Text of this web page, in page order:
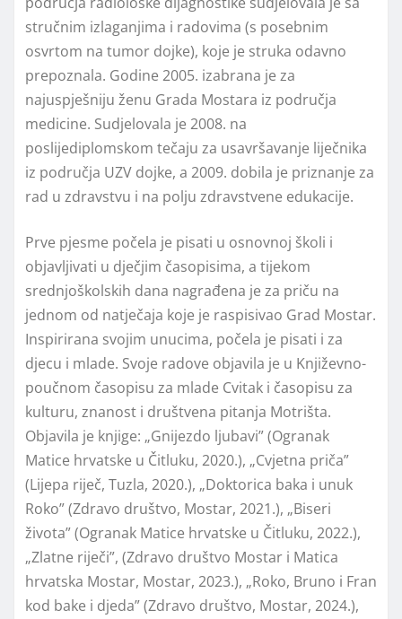
stručnim izlaganjima i radovima (s posebnim
osvrtom na tumor dojke), koje je struka odavno
prepoznala. Godine 2005. izabrana je za
najuspješniju ženu Grada Mostara iz područja
medicine. Sudjelovala je 2008. na
poslijediplomskom tečaju za usavršavanje liječnika
iz područja UZV dojke, a 2009. dobila je priznanje za
rad u zdravstvu i na polju zdravstvene edukacije.
Prve pjesme počela je pisati u osnovnoj školi i
objavljivati u dječjim časopisima, a tijekom
srednjoškolskih dana nagrađena je za priču na
jednom od natječaja koje je raspisivao Grad Mostar.
Inspirirana svojim unucima, počela je pisati i za
djecu i mlade. Svoje radove objavila je u Književno-
poučnom časopisu za mlade Cvitak i časopisu za
kulturu, znanost i društvena pitanja Motrišta.
Objavila je knjige: „Gnijezdo ljubavi” (Ogranak
Matice hrvatske u Čitluku, 2020.), „Cvjetna priča”
(Lijepa riječ, Tuzla, 2020.), „Doktorica baka i unuk
Roko” (Zdravo društvo, Mostar, 2021.), „Biseri
života” (Ogranak Matice hrvatske u Čitluku, 2022.),
„Zlatne riječi”, (Zdravo društvo Mostar i Matica
hrvatska Mostar, Mostar, 2023.), „Roko, Bruno i Fran
kod bake i djeda” (Zdravo društvo, Mostar, 2024.),